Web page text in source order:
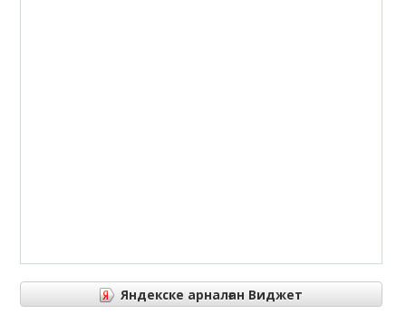
Яндекске арналған Виджет
Яндекске арналған Виджет